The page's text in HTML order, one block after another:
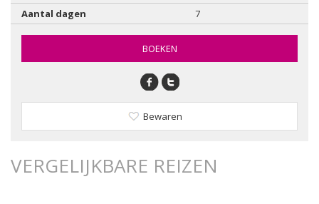
Aantal dagen
7
BOEKEN
Bewaren
VERGELIJKBARE REIZEN